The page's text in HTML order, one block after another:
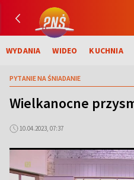
WYDANIA WIDEO KUCHNIA
PYTANIE NA ŚNIADANIE
Wielkanocne
10.04.2023, 07:37